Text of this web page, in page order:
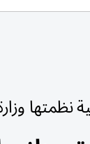
نظمتها